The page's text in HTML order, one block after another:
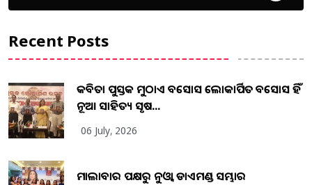
Recent Posts
କବିତା ପୁସ୍ତକ ମୁଠାଏ ଅବସୋସ ଲୋକାର୍ପିତ ଅବସୋସ ହିଁ
ନୂଆ ସାହିତ୍ୟ ସୃଷ...
06 July, 2026
ମାଲାବାର ପକ୍ଷରୁ ନୁଓ୍ବା ଡାଏମଣ୍ଡ ସମ୍ଭାର